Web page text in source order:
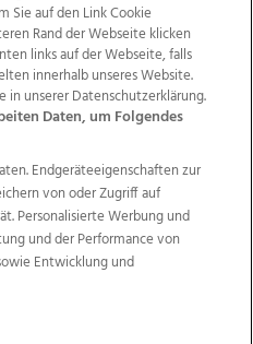
Kontakt
Jobs
AGB Anzeigekunden
Politische Werbung
Wimmer
OÖNow
Ischler Woche
OÖN Immobilien
Promenaden Galerien
Sie auf den Link Cookie
Rand der Webseite klicken
links auf der Webseite, falls
innerhalb unseres Website.
unserer Datenschutzerklärung.
Daten, um Folgendes
Endgeräteeigenschaften zur
von oder Zugriff auf
Personalisierte Werbung und
und der Performance von
Entwicklung und